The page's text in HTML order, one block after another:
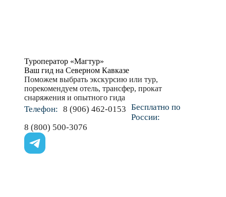
Туроператор «Магтур»
Ваш гид на Северном Кавказе
Поможем выбрать экскурсию или тур,
порекомендуем отель, трансфер, прокат
снаряжения и опытного гида
Телефон: 8 (906) 462-0153 Бесплатно по
России:
8 (800) 500-3076